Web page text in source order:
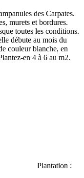
des Carpates.
murets et bordures.
toutes les conditions.
débute au mois du
couleur blanche, en
en 4 à 6 au m2.
Plantation :